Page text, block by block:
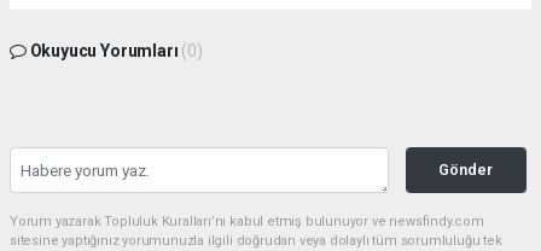
Okuyucu Yorumları (0)
Gönder
Yorum yazarak Topluluk Kuralları’nı kabul etmiş bulunuyor ve newsfindy.com
sitesine yaptığınız yorumunuzla ilgili doğrudan veya dolaylı tüm sorumluluğu tek